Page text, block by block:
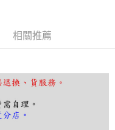
成結帳。
的連結，可透過四大超商／
交易完成。
相關推薦